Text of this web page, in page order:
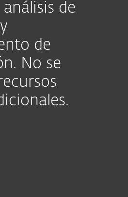
de
de
No se